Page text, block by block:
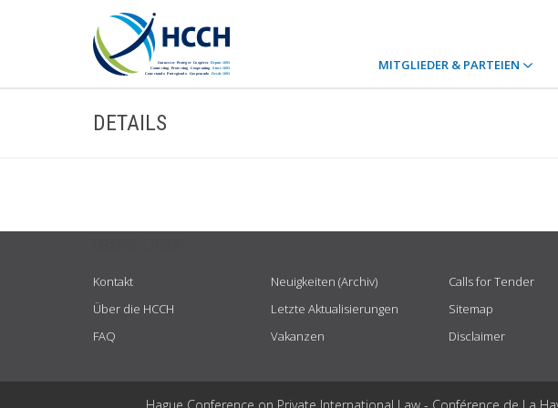
MITGLIEDER & PARTEIEN
DETAILS
Kontakt
Über die HCCH
FAQ
Neuigkeiten (Archiv)
Letzte Aktualisierungen
Vakanzen
Calls for Tender
Sitemap
Disclaimer